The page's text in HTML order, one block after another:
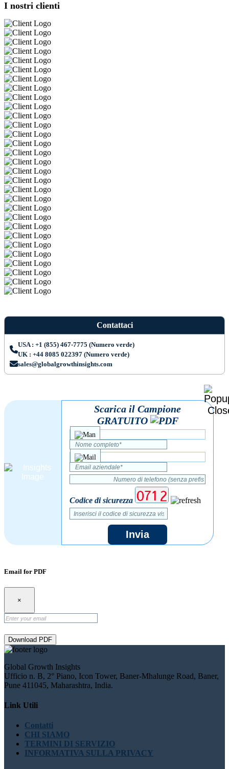
I nostri clienti
Contattaci
USA : +1 (855) 467-7775 (Numero verde)
UK : +44 8085 022397 (Numero verde)
sales@globalgrowthinsights.com
Scarica il Campione
GRATUITO
Codice di sicurezza
Invia
Email for PDF
×
Download PDF
Global Growth Insights
Ufficio n. B, 2° Piano, Icon Tower, Baner-Mhalunge Road, Baner,
Pune 411045, Maharashtra, India.
Link Utili
Contatti
CHI SIAMO
TERMINI DI SERVIZIO
INFORMATIVA SULLA PRIVACY